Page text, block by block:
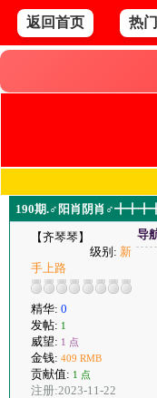
返回首页 热
190期.♂阳肖阴肖♂╋╋╋╋
【齐琴琴】
级别: 新
手上路
精华: 0
发帖: 1
威望: 1 点
金钱: 409 RMB
贡献值: 1 点
注册:2023-11-22
导